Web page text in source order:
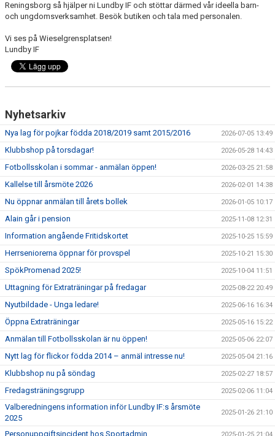
Reningsborg så hjälper ni Lundby IF och stöttar därmed vår ideella barn-
och ungdomsverksamhet. Besök butiken och tala med personalen.
Vi ses på Wieselgrensplatsen!
Lundby IF
Nyhetsarkiv
Nya lag för pojkar födda 2018/2019 samt 2015/2016 2026-07-05 13:49
Klubbshop på torsdagar! 2026-05-28 14:43
Fotbollsskolan i sommar - anmälan öppen! 2026-03-25 21:58
Kallelse till årsmöte 2026 2026-02-01 14:38
Nu öppnar anmälan till årets bollek 2026-01-05 10:17
Alain går i pension 2025-11-08 12:31
Information angående Fritidskortet 2025-10-25 15:59
Herrseniorerna öppnar för provspel 2025-10-21 15:30
SpökPromenad 2025! 2025-10-04 11:51
Uttagning för Extraträningar på fredagar 2025-08-22 20:49
Nyutbildade - Unga ledare! 2025-06-16 16:34
Öppna Extraträningar 2025-05-16 15:22
Anmälan till Fotbollsskolan är nu öppen! 2025-05-06 22:07
Nytt lag för flickor födda 2014 – anmäl intresse nu! 2025-05-04 21:16
Klubbshop nu på söndag 2025-02-27 18:57
Fredagsträningsgrupp 2025-02-06 11:04
Valberedningens information inför Lundby IF:s årsmöte
2025
2025-01-26 21:10
Personuppgiftsincident hos Sportadmin